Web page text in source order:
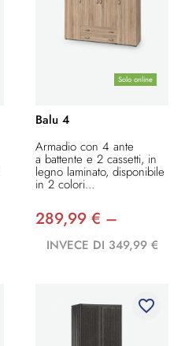
Solo online
Balu 4
Armadio con 4 ante
a battente e 2 cassetti, in
legno laminato, disponibile
in 2 colori...
289,99 € –
INVECE DI 349,99 €
favorite_border